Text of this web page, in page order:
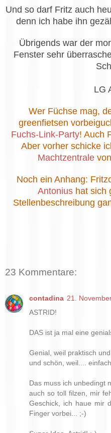
Und so darf Fritz auch
denn ich habe ihn
Übrigends war der
Fenster sehr
LG
Wer Füchse mag,
greenfietsen
Fuchs-Link-Party! Auch
Aber vorher schicke
Machtzentrale
Noch ein Anhang:
Antoniushat sich
Stellenbeschreibung
23 Kommentare:
contadina 21.
ASTRID!
DAS ist ja mal eine
Genial, weil praktisch
und schön, weil....
Das muss ich unbedingt
auch so toll filzen, mir
Geschick, ich haue mir
Finger vorbei... ;-)